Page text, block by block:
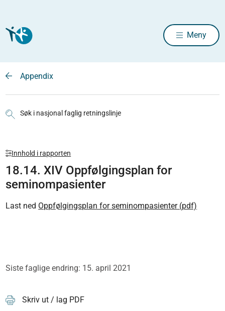
Meny
Appendix
Søk i nasjonal faglig retningslinje
Innhold i rapporten
18.14. XIV Oppfølgingsplan for
seminompasienter
Last ned Oppfølgingsplan for seminompasienter (pdf)
Siste faglige endring: 15. april 2021
Skriv ut / lag PDF